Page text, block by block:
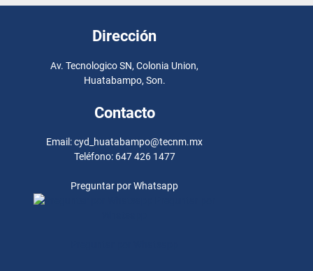
Dirección
Av. Tecnologico SN, Colonia Union,
Huatabampo, Son.
Contacto
Email: cyd_huatabampo@tecnm.mx
Teléfono: 647 426 1477
Preguntar por Whatsapp